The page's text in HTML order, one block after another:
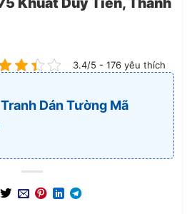
3.4/5 - 176 yêu thích
Dán Tường Mã